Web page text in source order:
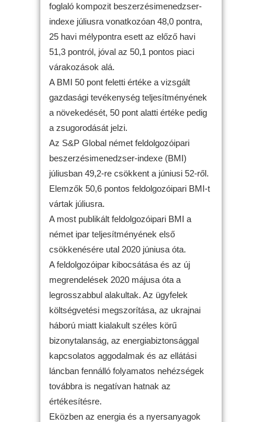
foglaló kompozit beszerzésimenedzser-
indexe júliusra vonatkozóan 48,0 pontra,
25 havi mélypontra esett az előző havi
51,3 pontról, jóval az 50,1 pontos piaci
várakozások alá.
A BMI 50 pont feletti értéke a vizsgált
gazdasági tevékenység teljesítményének
a növekedését, 50 pont alatti értéke pedig
a zsugorodását jelzi.
Az S&P Global német feldolgozóipari
beszerzésimenedzser-indexe (BMI)
júliusban 49,2-re csökkent a júniusi 52-ről.
Elemzők 50,6 pontos feldolgozóipari BMI-t
vártak júliusra.
A most publikált feldolgozóipari BMI a
német ipar teljesítményének első
csökkenésére utal 2020 júniusa óta.
A feldolgozóipar kibocsátása és az új
megrendelések 2020 májusa óta a
legrosszabbul alakultak. Az ügyfelek
költségvetési megszorítása, az ukrajnai
háború miatt kialakult széles körű
bizonytalanság, az energiabiztonsággal
kapcsolatos aggodalmak és az ellátási
láncban fennálló folyamatos nehézségek
továbbra is negatívan hatnak az
értékesítésre.
Eközben az energia és a nyersanyagok